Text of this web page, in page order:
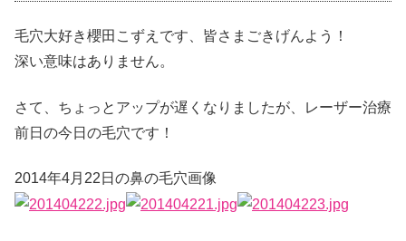
毛穴大好き櫻田こずえです、皆さまごきげんよう！
深い意味はありません。
さて、ちょっとアップが遅くなりましたが、レーザー治療
前日の今日の毛穴です！
2014年4月22日の鼻の毛穴画像